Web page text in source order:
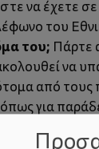
να έχετε
του
του; Πάρτε
να
από τους
για
κάτι πιο